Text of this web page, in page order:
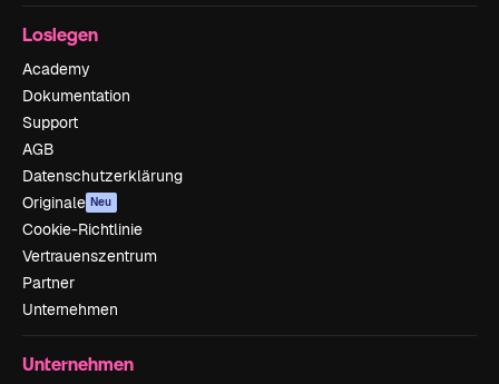
Loslegen
Academy
Dokumentation
Support
AGB
Datenschutzerklärung
Originale Neu
Cookie-Richtlinie
Vertrauenszentrum
Partner
Unternehmen
Unternehmen